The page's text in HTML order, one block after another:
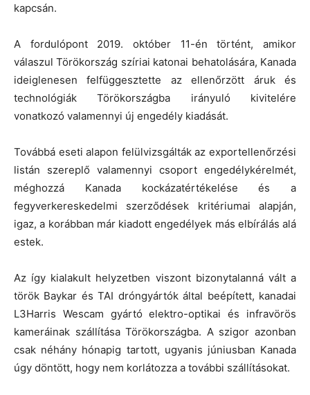
kapcsán.
A fordulópont 2019. október 11-én történt, amikor
válaszul Törökország szíriai katonai behatolására, Kanada
ideiglenesen felfüggesztette az ellenőrzött áruk és
technológiák Törökországba irányuló kivitelére
vonatkozó valamennyi új engedély kiadását.
Továbbá eseti alapon felülvizsgálták az exportellenőrzési
listán szereplő valamennyi csoport engedélykérelmét,
méghozzá Kanada kockázatértékelése és a
fegyverkereskedelmi szerződések kritériumai alapján,
igaz, a korábban már kiadott engedélyek más elbírálás alá
estek.
Az így kialakult helyzetben viszont bizonytalanná vált a
török Baykar és TAI dróngyártók által beépített, kanadai
L3Harris Wescam gyártó elektro-optikai és infravörös
kameráinak szállítása Törökországba. A szigor azonban
csak néhány hónapig tartott, ugyanis júniusban Kanada
úgy döntött, hogy nem korlátozza a további szállításokat.